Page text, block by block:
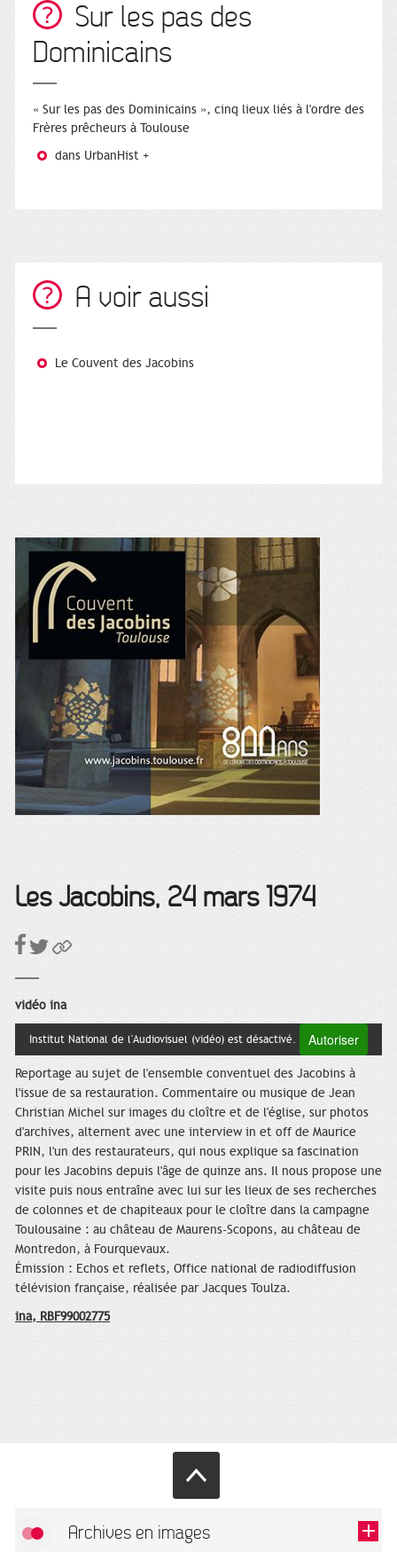
Sur les pas des
Dominicains
« Sur les pas des Dominicains », cinq lieux liés à l'ordre des
Frères prêcheurs à Toulouse
dans UrbanHist +
A voir aussi
Le Couvent des Jacobins
Les Jacobins, 24 mars 1974
vidéo ina
Institut National de l'Audiovisuel (vidéo) est désactivé. Autoriser
Reportage au sujet de l'ensemble conventuel des Jacobins à
l'issue de sa restauration. Commentaire ou musique de Jean
Christian Michel sur images du cloître et de l'église, sur photos
d'archives, alternent avec une interview in et off de Maurice
PRIN, l'un des restaurateurs, qui nous explique sa fascination
pour les Jacobins depuis l'âge de quinze ans. Il nous propose une
visite puis nous entraîne avec lui sur les lieux de ses recherches
de colonnes et de chapiteaux pour le cloître dans la campagne
Toulousaine : au château de Maurens-Scopons, au château de
Montredon, à Fourquevaux.
Émission : Echos et reflets, Office national de radiodiffusion
télévision française, réalisée par Jacques Toulza.
ina, RBF99002775
Archives en images